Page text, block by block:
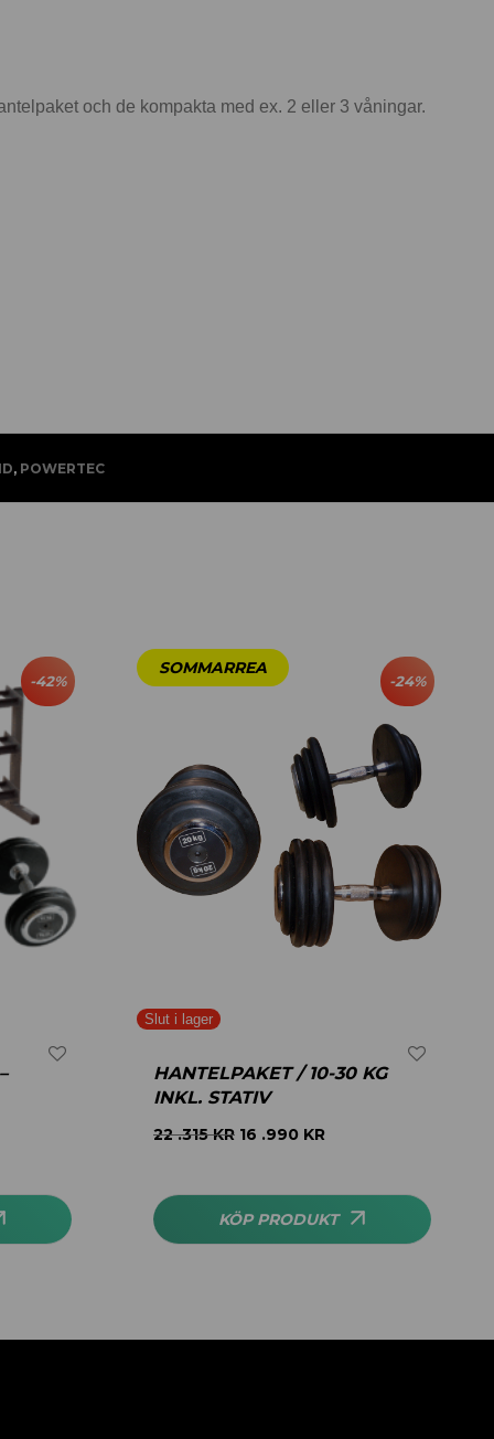
och de kompakta med ex. 2 eller 3 våningar.
, POWERTEC
-42% -24%
HANTELPAKET / 10-30 KG
INKL. STATIV
22 .315KR 16 .990 KR
KÖP PRODUKT